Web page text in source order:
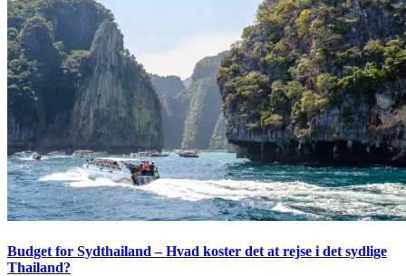
Budget for Sydthailand – Hvad koster det at rejse i det sydlige
Thailand?